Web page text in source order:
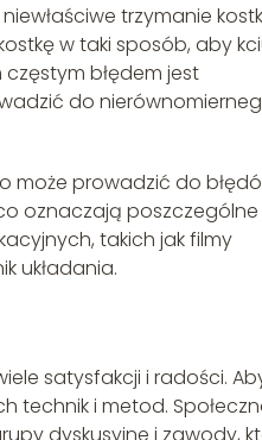
trzymanie
w taki sposób, aby
błędem jest
do
może prowadzić do
oznaczają poszczególne
takich jak filmy
układania.
satysfakcji i radości.
technik i metod.
dyskusyjne i zawody,